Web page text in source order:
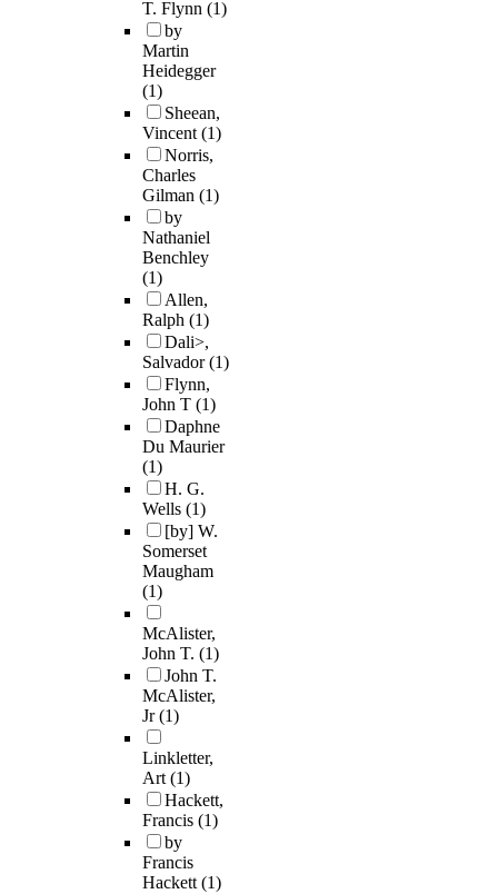
T. Flynn (1)
by
Martin
Heidegger
(1)
Sheean,
Vincent(1)
Norris,
Charles
Gilman (1)
by
Nathaniel
Benchley
(1)
Allen,
Ralph (1)
Dali>,
Salvador(1)
Flynn,
John T (1)
Daphne
Du Maurier
(1)
H. G.
Wells (1)
[by] W.
Somerset
Maugham
(1)
McAlister,
John T. (1)
John T.
McAlister,
Jr(1)
Linkletter,
Art(1)
Hackett,
Francis (1)
by
Francis
Hackett(1)